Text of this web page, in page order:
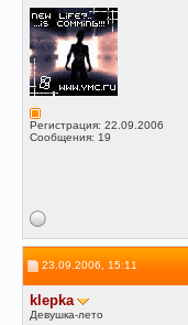
Регистрация: 22.09.2006
Сообщения: 19
23.09.2006, 15:11
klepka
Девушка-лето